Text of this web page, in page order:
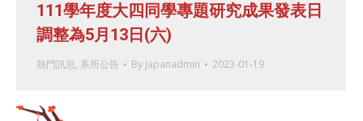
111學年度大四同學專題研究成果發表日
調整為5月13日(六)
熱門訊息, 系所公告 By japanadmin 2023-01-19